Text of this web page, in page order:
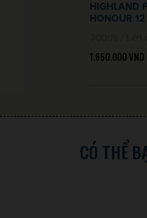
HIGHLAND
HONOUR 12
1.650.000 VND
CÓ THỂ